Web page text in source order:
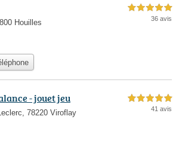
Houilles
5,0 étoiles sur 5
36 avis
- jouet jeu
78220 Viroflay
5,0 étoiles sur 5
41 avis